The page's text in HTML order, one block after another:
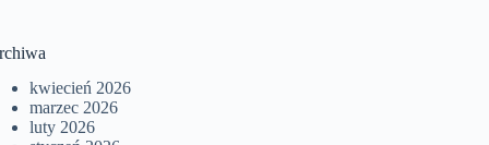
kwiecień 2026
marzec 2026
luty 2026